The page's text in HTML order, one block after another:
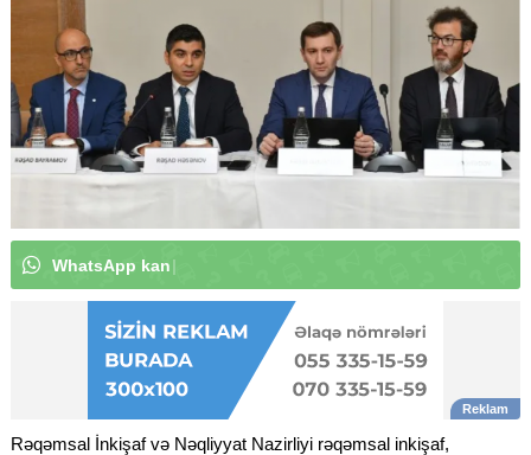
WhatsApp kana
Rəqəmsal İnkişaf və Nəqliyyat Nazirliyi rəqəmsal inkişaf,